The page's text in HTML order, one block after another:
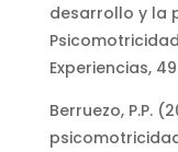
desarrollo y la
Experiencias,
Berruezo, P.P.